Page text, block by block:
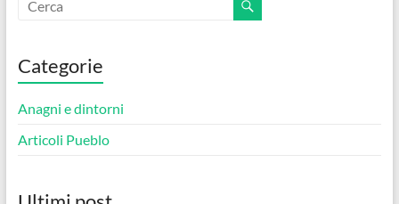
Categorie
Anagni e dintorni
Articoli Pueblo